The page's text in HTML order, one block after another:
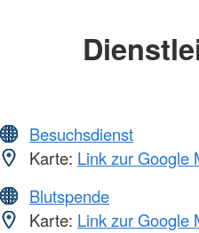
Besuchsdienst
Karte: Link zur Google
Blutspende
Karte: Link zur Google